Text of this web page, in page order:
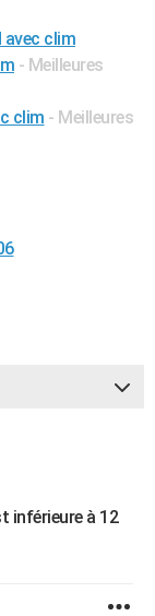
avec clim
- Meilleures
clim - Meilleures
inférieure à 12